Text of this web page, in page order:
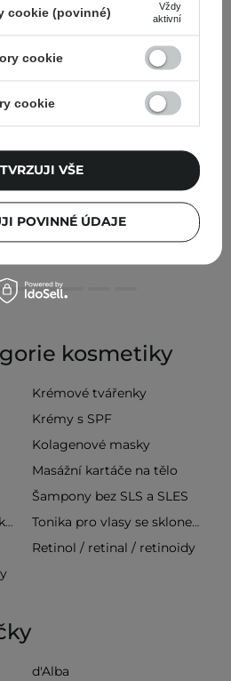
Men All In One - Hydratační
na obličej - 200 g
kosmetiky
Krémové tvářenky
Krémy s SPF
Kolagenové masky
Masážní kartáče na tělo
Šampony bez SLS a SLES
Peeling na vlasy a pokožku hlavy Tonika pro vlasy se sklonem k vypadávání
Retinol / retinal / retinoidy
d'Alba
cookie (povinné)
Vždy
aktivní
cookie
cookie
POVINNÉ ÚDAJE
VŠE